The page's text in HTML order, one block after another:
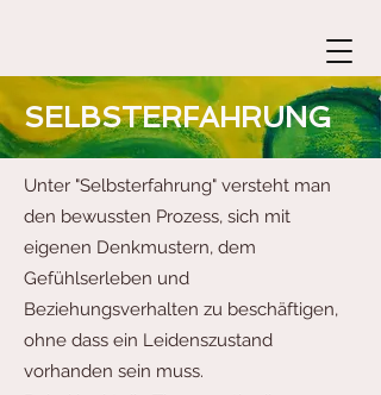
SELBSTERFAHRUNG
Unter "Selbsterfahrung" versteht man
den bewussten Prozess, sich mit
eigenen Denkmustern, dem
Gefühlserleben und
Beziehungsverhalten zu beschäftigen,
ohne dass ein Leidenszustand
vorhanden sein muss.